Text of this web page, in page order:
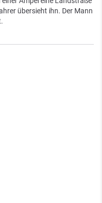
übersieht ihn. Der Mann